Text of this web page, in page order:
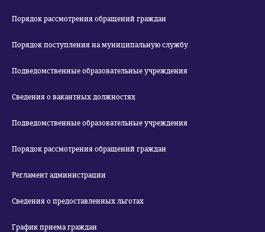
Порядок рассмотрения обращений граждан
Порядок поступления на муниципальную службу
Подведомственные образовательные учреждения
Сведения о вакантных должностях
Подведомственные образовательные учреждения
Порядок рассмотрения обращений граждан
Регламент администрации
Сведения о предоставленных льготах
График приема граждан